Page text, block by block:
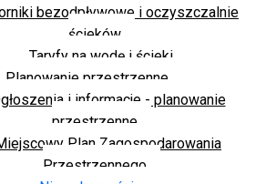
bezodpływowe i oczyszczalnie
ścieków
Taryfy na wodę i ścieki
Planowanie przestrzenne
i informacje - planowanie
przestrzenne
Plan Zagospodarowania
Przestrzennego